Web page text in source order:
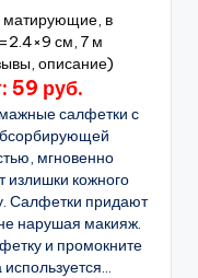
в
см, 7 м
описание)
59 руб.
салфетки с
мгновенно
излишки кожного
Салфетки придают
нарушая макияж.
и промокните